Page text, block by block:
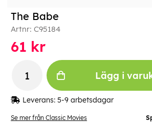
Se mer från Classic Movies
The Babe
Artnr: C95184
61 kr
Lägg i
Leverans: 5-9 arbetsdagar